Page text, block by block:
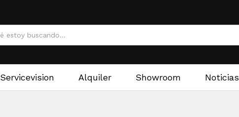
Servicevision Alquiler Showroom Noticias